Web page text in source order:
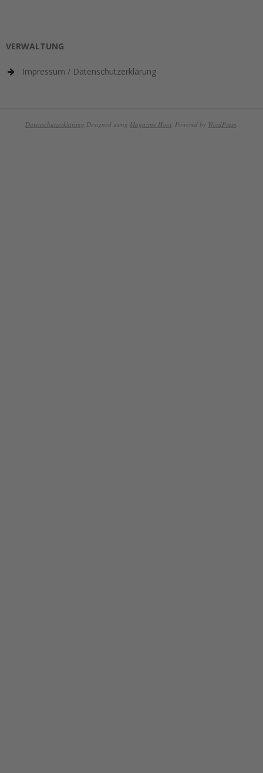
VERWALTUNG
Impressum / Datenschutzerklärung
Datenschutzerklärung Designed using Magazine Hoot . Powered by WordPress